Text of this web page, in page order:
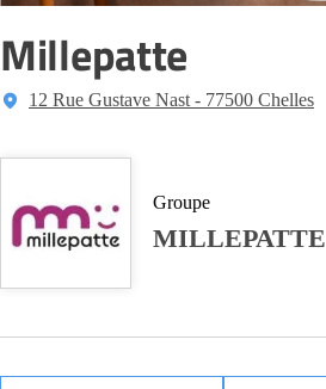
Millepatte
12 Rue Gustave Nast - 77500 Chelles
Groupe
MILLEPATTE